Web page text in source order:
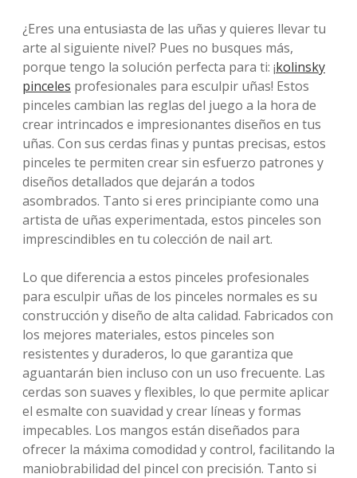
¿Eres una entusiasta de las uñas y quieres llevar tu
arte al siguiente nivel? Pues no busques más,
porque tengo la solución perfecta para ti: ¡kolinsky
pinceles profesionales para esculpir uñas! Estos
pinceles cambian las reglas del juego a la hora de
crear intrincados e impresionantes diseños en tus
uñas. Con sus cerdas finas y puntas precisas, estos
pinceles te permiten crear sin esfuerzo patrones y
diseños detallados que dejarán a todos
asombrados. Tanto si eres principiante como una
artista de uñas experimentada, estos pinceles son
imprescindibles en tu colección de nail art.
Lo que diferencia a estos pinceles profesionales
para esculpir uñas de los pinceles normales es su
construcción y diseño de alta calidad. Fabricados con
los mejores materiales, estos pinceles son
resistentes y duraderos, lo que garantiza que
aguantarán bien incluso con un uso frecuente. Las
cerdas son suaves y flexibles, lo que permite aplicar
el esmalte con suavidad y crear líneas y formas
impecables. Los mangos están diseñados para
ofrecer la máxima comodidad y control, facilitando la
maniobrabilidad del pincel con precisión. Tanto si